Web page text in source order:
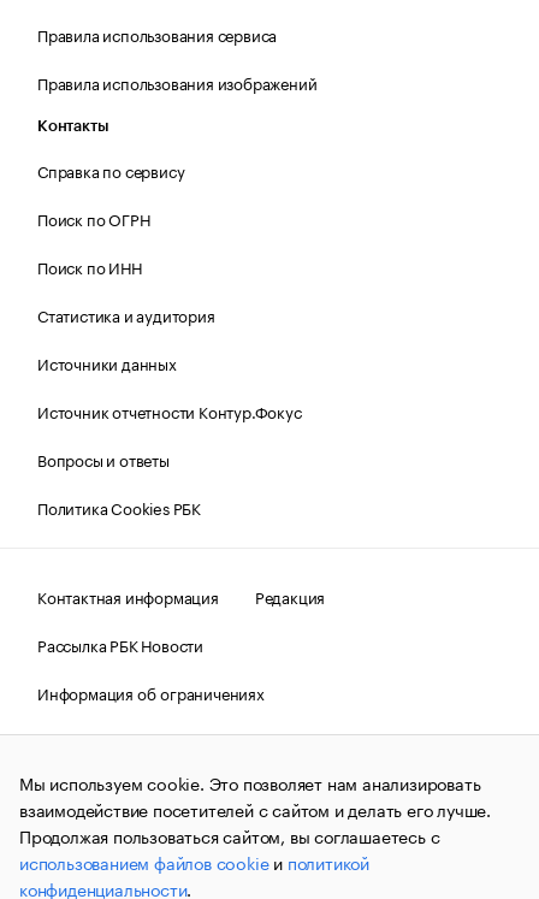
Правила использования сервиса
Правила использования изображений
Контакты
Справка по сервису
Поиск по ОГРН
Поиск по ИНН
Статистика и аудитория
Источники данных
Источник отчетности Контур.Фокус
Вопросы и ответы
Политика Cookies РБК
Контактная информация
Редакция
Рассылка РБК Новости
Информация об ограничениях
Правовая информация
О соблюдении авторских прав
© АО «РОСБИЗНЕСКОНСАЛТИНГ»,1995–2026.Сообщения
и материалы информационного агентства «РБК»
(зарегистрировано Федеральной службой по надзору в сфере
связи, информационных технологий и массовых
коммуникаций (Роскомнадзор) 09.12.2015 за номером ИА
№ФС77-63848) сопровождаются пометкой «РБК». Отдельные
Мы используем cookie. Это позволяет нам анализировать
взаимодействие посетителей с сайтом и делать его лучше.
Продолжая пользоваться сайтом, вы соглашаетесь с
использованием файлов cookieи политикой
конфиденциальности.